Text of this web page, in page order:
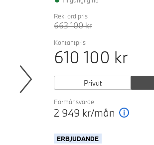
Rek. ord pris
663 100kr
Kontantpris
610 100 kr
Privat
Förmånsvärde
2 949 kr/mån
ERBJUDANDE